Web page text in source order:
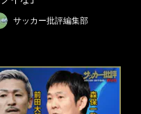
サッカー批評編集部